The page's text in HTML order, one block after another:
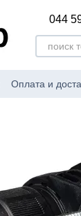
044
Оплата и